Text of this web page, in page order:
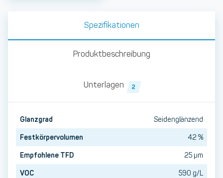
Spezifikationen
Produktbeschreibung
Unterlagen 2
Glanzgrad
Seidenglänzend
Festkörpervolumen
42 %
Empfohlene TFD
25 µm
VOC
590 g/L